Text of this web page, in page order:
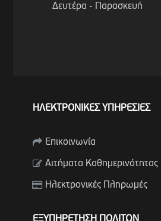
Δευτέρα - Παρασκευή
ΗΛΕΚΤΡΟΝΙΚΕΣ ΥΠΗΡΕΣΙΕΣ
Επικοινωνία
Αιτήματα Καθημερινότητας
Ηλεκτρονικές Πληρωμές